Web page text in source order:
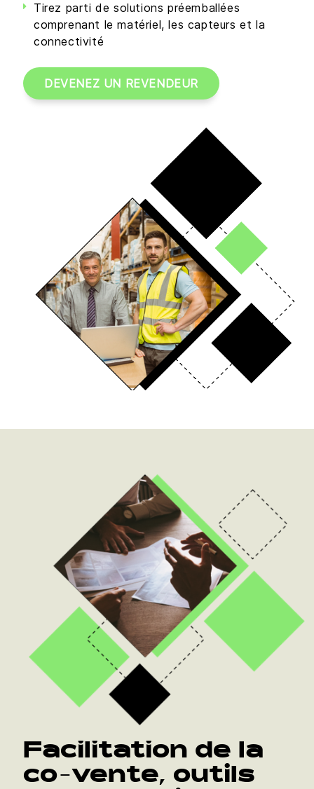
Tirez parti de solutions préemballées
comprenant le matériel, les capteurs et la
connectivité
DEVENEZ UN REVENDEUR
Facilitation de la
co-vente, outils